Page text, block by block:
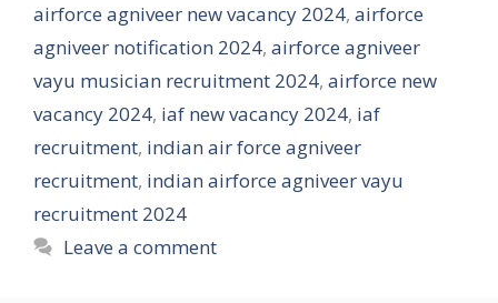
airforce agniveer new vacancy 2024, airforce
agniveer notification 2024, airforce agniveer
vayu musician recruitment 2024, airforce new
vacancy 2024, iaf new vacancy 2024, iaf
recruitment, indian air force agniveer
recruitment, indian airforce agniveer vayu
recruitment 2024
Leave a comment